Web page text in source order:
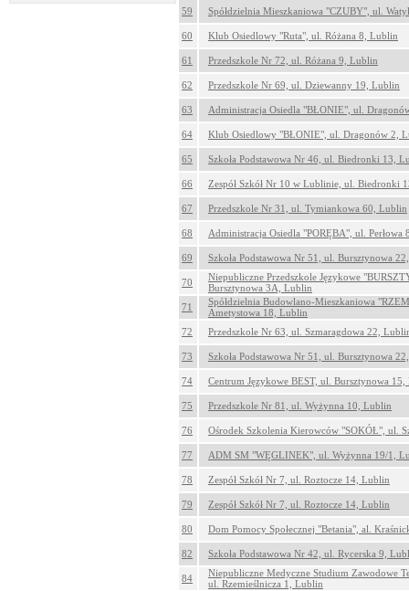
59 Spółdzielnia Mieszkaniowa "CZUBY", ul.
60 Klub Osiedlowy "Ruta", ul. Różana 8, Lublin
61 Przedszkole Nr 72, ul. Różana 9, Lublin
62 Przedszkole Nr 69, ul. Dziewanny 19, Lublin
63 Administracja Osiedla "BŁONIE", ul.
64 Klub Osiedlowy "BŁONIE", ul. Dragonów 2,
65 Szkoła Podstawowa Nr 46, ul. Biedronki 13,
66 Zespół Szkół Nr 10 w Lublinie, ul. Biedronki
67 Przedszkole Nr 31, ul. Tymiankowa 60, Lublin
68 Administracja Osiedla "PORĘBA", ul. Perłowa
69 Szkoła Podstawowa Nr 51, ul. Bursztynowa
70
Niepubliczne Przedszkole Językowe
Bursztynowa 3A, Lublin
71
Spółdzielnia Budowlano-Mieszkaniowa
Ametystowa 18, Lublin
72
Przedszkole Nr 63, ul. Szmaragdowa 22,
73 Szkoła Podstawowa Nr 51, ul. Bursztynowa
74 Centrum Językowe BEST, ul. Bursztynowa
75 Przedszkole Nr 81, ul. Wyżynna 10, Lublin
76 Ośrodek Szkolenia Kierowców "SOKÓŁ", ul.
77 ADM SM "WĘGLINEK", ul. Wyżynna 19/1,
78 Zespół Szkół Nr 7, ul. Roztocze 14, Lublin
79 Zespół Szkół Nr 7, ul. Roztocze 14, Lublin
80 Dom Pomocy Społecznej "Betania", al.
82 Szkoła Podstawowa Nr 42, ul. Rycerska 9,
84
Niepubliczne Medyczne Studium Zawodowe
ul. Rzemieślnicza 1, Lublin